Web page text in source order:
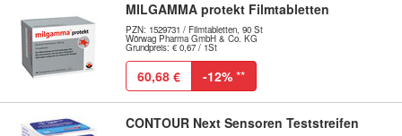
MILGAMMA protekt Filmtabletten
PZN: 1529731 / Filmtabletten, 90 St
Wörwag Pharma GmbH & Co. KG
Grundpreis: € 0,67 / 1St
60,68 € -12% **
CONTOUR Next Sensoren Teststreifen